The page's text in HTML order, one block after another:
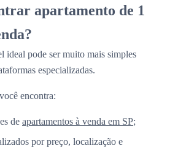
apartamento de 1
ideal pode ser muito mais simples
especializadas.
encontra:
de apartamentos à venda em SP;
por preço, localização e